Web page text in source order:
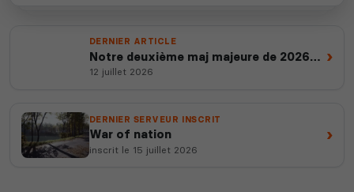
DERNIER ARTICLE
Notre deuxième maj majeure de 2026
est en ligne
12 juillet 2026
›
DERNIER SERVEUR INSCRIT
War of nation
inscrit le 15 juillet 2026
›